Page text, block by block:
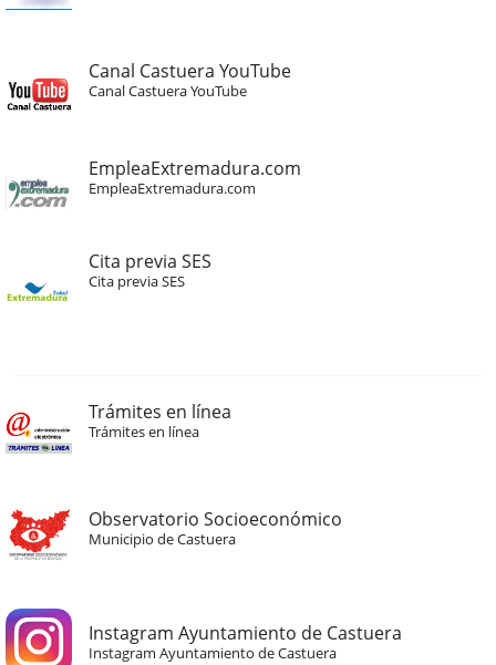
Canal Castuera YouTube
Canal Castuera YouTube
EmpleaExtremadura.com
EmpleaExtremadura.com
Cita previa SES
Cita previa SES
Trámites en línea
Trámites en línea
Observatorio Socioeconómico
Municipio de Castuera
Instagram Ayuntamiento de Castuera
Instagram Ayuntamiento de Castuera